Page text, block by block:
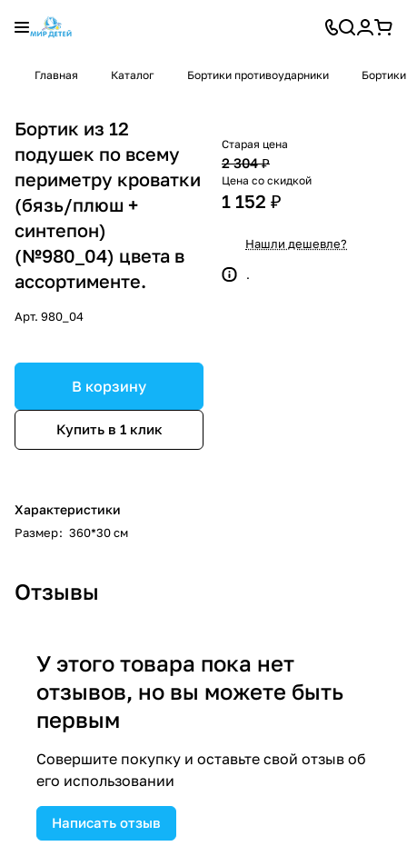
Главная Каталог Бортики противоударники
Бортик из 12
подушек по всему
периметру кроватки
(бязь/плюш +
синтепон)
(№980_04) цвета в
ассортименте.
Арт. 980_04
В корзину
Купить в 1 клик
Характеристики
Размер: 360*30 см
Старая цена
2 304 ₽
Цена со скидкой
1 152 ₽
Нашли дешевле?
.
Отзывы
У этого товара пока нет
отзывов, но вы можете быть
первым
Совершите покупку и оставьте свой отзыв об
его использовании
Написать отзыв